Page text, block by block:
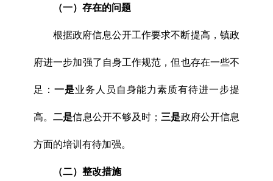
（一）存在的问题
根据政府信息公开工作要求不断提高，镇政
府进一步加强了自身工作规范，但也存在一些不
足： 一是业务人员自身能力素质有待进一步提
高。二是信息公开不够及时； 三是政府公开信息
方面的培训有待加强。
（二）整改措施